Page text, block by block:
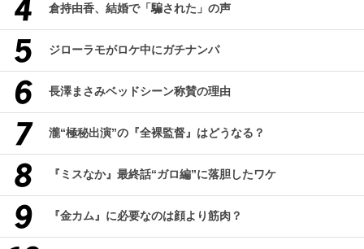
倉持由香、結婚で「騙された」の声
ジローラモがロケ中にガチナンパ
長澤まさみベッドシーン称賛の理由
瀧“極秘出演”の『全裸監督』はどうなる？
『ミスなか』最終話“ガロ編”に落胆したワケ
『金カム』に必要なのは顔より筋肉？